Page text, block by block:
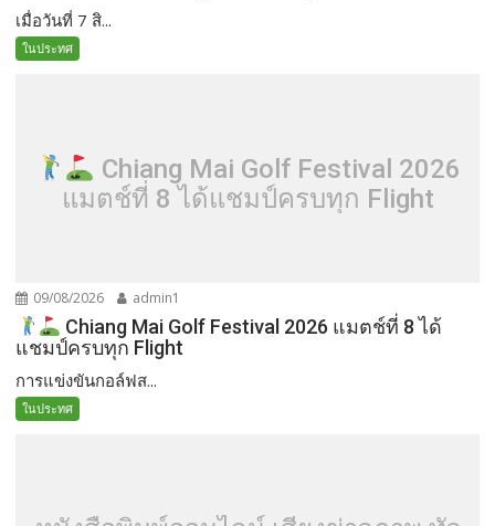
เมื่อวันที่ 7 สิ...
ในประทศ
Chiang Mai Golf Festival 2026
แมตช์ที่ 8 ได้แชมป์ครบทุก Flight
09/08/2026 admin1
Chiang Mai Golf Festival 2026 แมตช์ที่ 8 ได้
แชมป์ครบทุก Flight
การแข่งขันกอล์ฟส...
ในประทศ